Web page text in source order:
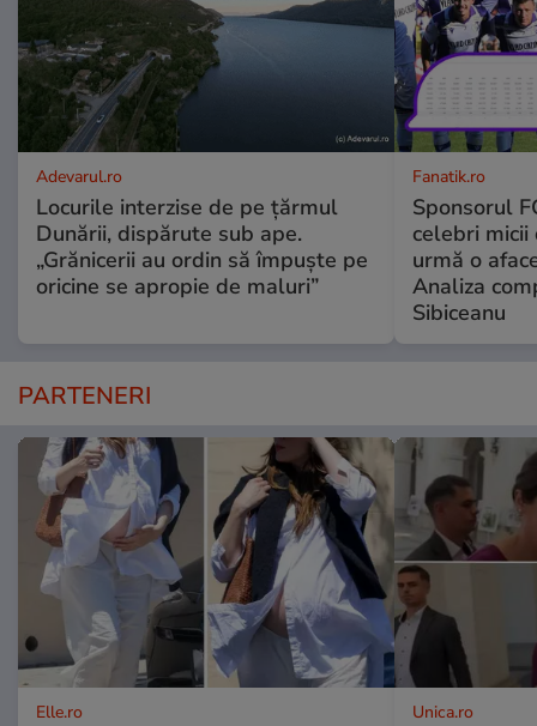
Adevarul.ro
Locurile interzise de pe țărmul
Dunării, dispărute sub ape.
„Grănicerii au ordin să împuște pe
oricine se apropie de maluri”
Fanatik.ro
Sponsorul
celebri
urmă o
Analiza
Sibiceanu
PARTENERI
Elle.ro Unica.ro